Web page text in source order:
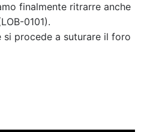
finalmente ritrarre anche
0101).
procede a suturare il foro